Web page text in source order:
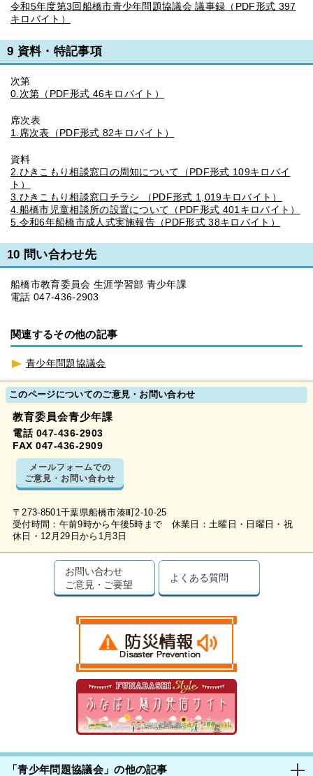
令和5年度第3回船橋市青少年問題協議会 議事録（PDF形式 397
キロバイト）
9 資料・特記事項
次第
0.次第（PDF形式 46キロバイト）
席次表
1.席次表（PDF形式 82キロバイト）
資料
2.ひきこもり相談窓口の周知について（PDF形式 109キロバイ
ト）
3.ひきこもり相談窓口チラシ （PDF形式 1,019キロバイト）
4.船橋市児童相談所の設置について（PDF形式 401キロバイト）
5.令和6年船橋市成人式実施報告（PDF形式 38キロバイト）
10 問い合わせ先
船橋市教育委員会 生涯学習部 青少年課
電話 047-436-2903
関連するその他の記事
青少年問題協議会
このページについてのご意見・お問い合わせ
教育委員会青少年課
電話 047-436-2903
FAX 047-436-2909
メールフォームでの
ご意見・お問い合わせ
〒273-8501千葉県船橋市湊町2-10-25
受付時間：午前9時から午後5時まで 休業日：土曜日・日曜日・祝
休日・12月29日から1月3日
お問い合わせ
ご意見・ご要望
よくある質問
「青少年問題協議会」の他の記事